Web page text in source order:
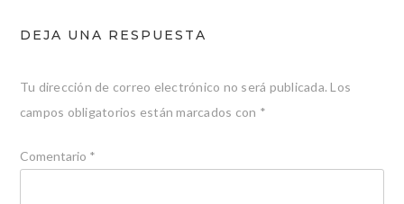
DEJA UNA RESPUESTA
Tu dirección de correo electrónico no será publicada. Los
campos obligatorios están marcados con *
Comentario *